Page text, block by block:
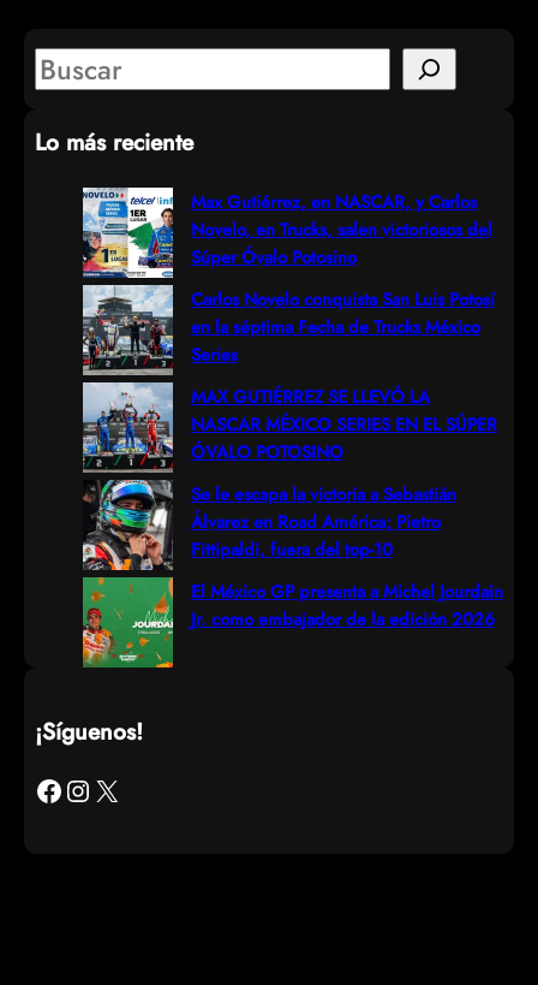
S
a
Lo más reciente
Max Gutiérrez, en NASCAR, y Carlos
Novelo, en Trucks, salen victoriosos del
Súper Óvalo Potosino
Carlos Novelo conquista San Luis Potosí
en la séptima Fecha de Trucks México
Series
MAX GUTIÉRREZ SE LLEVÓ LA
NASCAR MÉXICO SERIES EN EL SÚPER
ÓVALO POTOSINO
Se le escapa la victoria a Sebastián
Álvarez en Road América; Pietro
Fittipaldi, fuera del top-10
El México GP presenta a Michel Jourdain
Jr. como embajador de la edición 2026
¡Síguenos!
Facebook Instagram X